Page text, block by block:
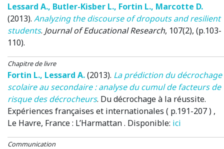
Lessard A., Butler-Kisber L., Fortin L., Marcotte D.
(2013). Analyzing the discourse of dropouts and resilient
students. Journal of Educational Research, 107(2), (p.103-
110).
Chapitre de livre
Fortin L., Lessard A.(2013). La prédiction du décrochage
scolaire au secondaire : analyse du cumul de facteurs de
risque des décrocheurs. Du décrochage à la réussite.
Expériences françaises et internationales ( p.191-207 ) ,
Le Havre, France: L’Harmattan . Disponible: ici
Communication